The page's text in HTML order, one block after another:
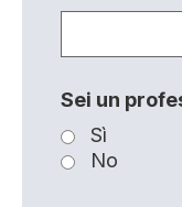
Sei un
Sì
No